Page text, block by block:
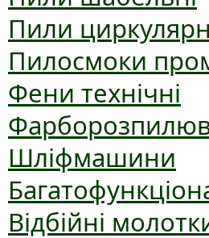
Пили
Пилосмоки
Фени технічні
Шліфмашини
Відбійні